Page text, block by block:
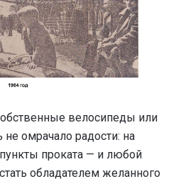
велосипеды или
омрачало радости: на
проката — и любой
обладателем желанного